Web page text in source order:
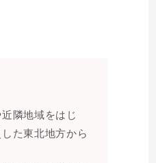
隣地域をはじ
た東北地方から